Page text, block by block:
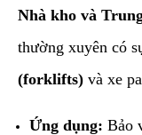
Nhà kho và
thường xuyên có
(forklifts) và xe
Ứng dụng: Bảo